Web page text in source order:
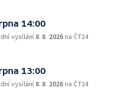
14:00
vysílání8. 8. 2026 na ČT24
13:00
vysílání8. 8. 2026 na ČT24